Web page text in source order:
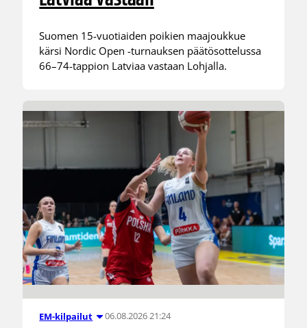
Suomen 15-vuotiaiden poikien maajoukkue
kärsi Nordic Open -turnauksen päätösottelussa
66–74-tappion Latviaa vastaan Lohjalla.
EM-kilpailut 06.08.2026 21:24